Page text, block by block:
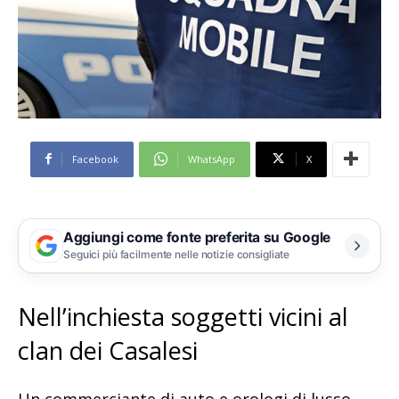
Facebook WhatsApp X
Aggiungi come fonte preferita su Google
Seguici più facilmente nelle notizie consigliate
Nell’inchiesta soggetti vicini al
clan dei Casalesi